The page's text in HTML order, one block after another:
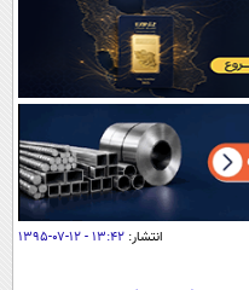
انتشار: ۱۳:۴۲ - ۱۲-۰۷-۱۳۹۵